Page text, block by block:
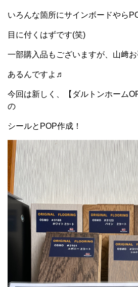
いろんな箇所にサインボードやら
目に付くはずです(笑)
一部購入品もございますが、山﨑
あるんですよ♬
今回は新しく、【ダルトンホーム
の
シールとPOP作成！